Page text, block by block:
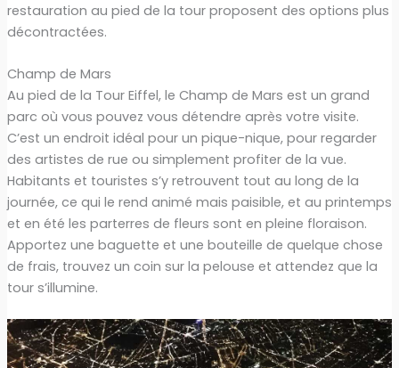
restauration au pied de la tour proposent des options plus
décontractées.
Champ de Mars
Au pied de la Tour Eiffel, le Champ de Mars est un grand
parc où vous pouvez vous détendre après votre visite.
C’est un endroit idéal pour un pique-nique, pour regarder
des artistes de rue ou simplement profiter de la vue.
Habitants et touristes s’y retrouvent tout au long de la
journée, ce qui le rend animé mais paisible, et au printemps
et en été les parterres de fleurs sont en pleine floraison.
Apportez une baguette et une bouteille de quelque chose
de frais, trouvez un coin sur la pelouse et attendez que la
tour s’illumine.